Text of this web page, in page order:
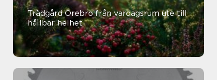
Trädgård Örebro från vardagsrum ute till
hållbar helhet